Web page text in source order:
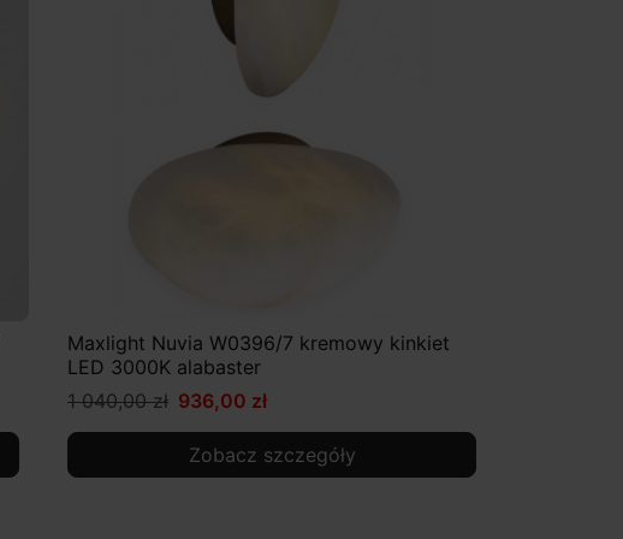
Maxlight Nuvia W0396/7 kremowy kinkiet
LED 3000K alabaster
1 040,00 zł 936,00 zł
Zobacz szczegóły